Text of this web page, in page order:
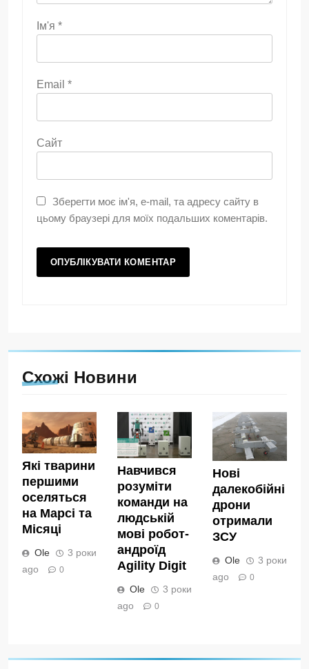
Ім'я *
Email *
Сайт
Зберегти моє ім'я, e-mail, та адресу сайту в
цьому браузері для моїх подальших коментарів.
Схожі Новини
Які тварини
першими
оселяться
на Марсі та
Місяці
Ole
3 роки
ago
0
Навчився
розуміти
команди на
людській
мові робот-
андроїд
Agility Digit
Ole
3 роки
ago
0
Нові
далекобійні
дрони
отримали
ЗСУ
Ole
3 роки
ago
0